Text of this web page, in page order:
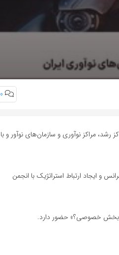
0
رشد، مراکز نوآوری و سازمان‌های نوآور و با
و ایجاد ارتباط استراتژیک با انجمن
بخش خصوصی؟» حضور دارد.